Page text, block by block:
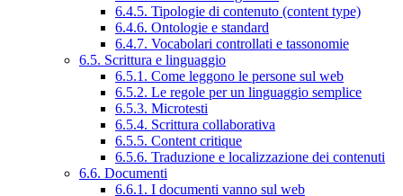
6.4.5. Tipologie di contenuto (content type)
6.4.6. Ontologie e standard
6.4.7. Vocabolari controllati e tassonomie
6.5. Scrittura e linguaggio
6.5.1. Come leggono le persone sul web
6.5.2. Le regole per un linguaggio semplice
6.5.3. Microtesti
6.5.4. Scrittura collaborativa
6.5.5. Content critique
6.5.6. Traduzione e localizzazione dei contenuti
6.6. Documenti
6.6.1. I documenti vanno sul web